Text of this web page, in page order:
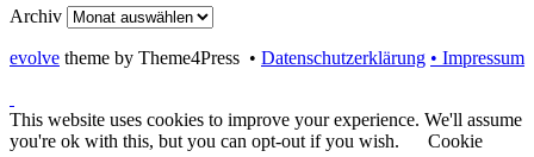
Archiv
evolve theme by Theme4Press • Datenschutzerklärung • Impressum
This website uses cookies to improve your experience. We'll assume
you're ok with this, but you can opt-out if you wish.
Cookie